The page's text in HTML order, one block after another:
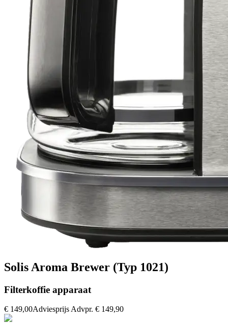
Solis Aroma Brewer (Typ 1021)
Filterkoffie apparaat
€ 149,00Adviesprijs Advpr. € 149,90